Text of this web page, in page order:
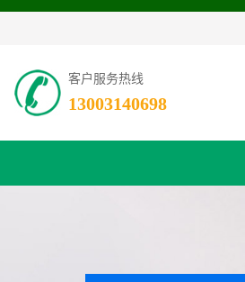
客户服务热线
13003140698